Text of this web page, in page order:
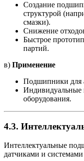
Создание
структурой
смазки).
Снижение
Быстрое
партий.
в) Применение
Подшипники для
Индивидуальные
оборудования.
4.3.
Интеллектуальные
датчиками и